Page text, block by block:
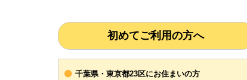
初めてご利用の方へ
千葉県・東京都23区にお住まいの方